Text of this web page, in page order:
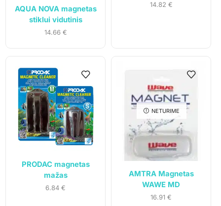
AQUA NOVA magnetas
stiklui vidutinis
14.66 €
14.82 €
PRODAC magnetas
mažas
6.84 €
NETURIME
AMTRA Magnetas
WAWE MD
16.91 €
PVM mokėtojo kodas: LT100017892614
+370 699 75000
El. paštas:aumiaumaistas@gmail.com
Informacija
Parduotuvė
Kontaktai
Pirkimo-pardavimo taisyklės
Pristatymo sąlygos